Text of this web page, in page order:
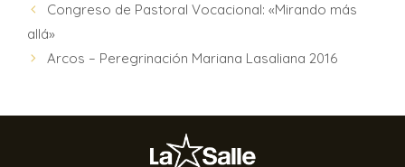
Congreso de Pastoral Vocacional: «Mirando más
allá»
Arcos – Peregrinación Mariana Lasaliana 2016